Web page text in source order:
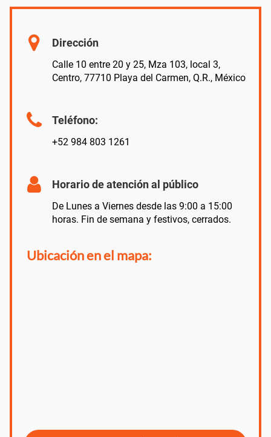
Dirección
Calle 10 entre 20 y 25, Mza 103, local 3,
Centro, 77710 Playa del Carmen, Q.R., México
Teléfono:
+52 984 803 1261
Horario de atención al público
De Lunes a Viernes desde las 9:00 a 15:00
horas. Fin de semana y festivos, cerrados.
Ubicación en el mapa: